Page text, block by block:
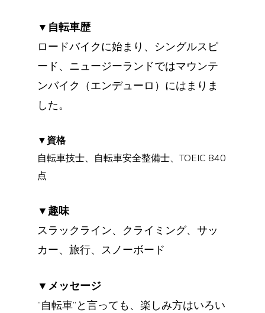
▼自転車歴
ロードバイクに始まり、シングルスピ
ード、ニュージーランドではマウンテ
ンバイク（エンデューロ）にはまりま
した。
▼資格
自転車技士、自転車安全整備士、TOEIC 840
点
▼趣味
スラックライン、クライミング、サッ
カー、旅行、スノーボード
▼メッセージ
”自転車”と言っても、楽しみ方はいろい